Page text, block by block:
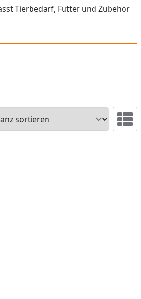
Tierbedarf, Futter und Zubehör